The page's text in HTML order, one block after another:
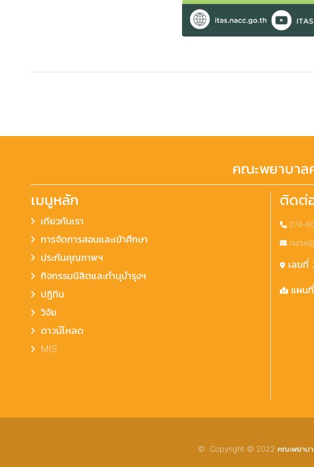
คณะพยาบาล
เมนูหลัก
เกียวกับเรา
การจัดการสอนและเข้าศึกษา
ประกันคุณภาพฯ
กิจกรรมนิสิตและทำนุบำรุงฯ
ปฏิทิน
วิจัย
ดาวน์โหลด
MIS
ติดต่
074-
เลขที่
แผน
© Copyright © 2022 คณะพยาบา